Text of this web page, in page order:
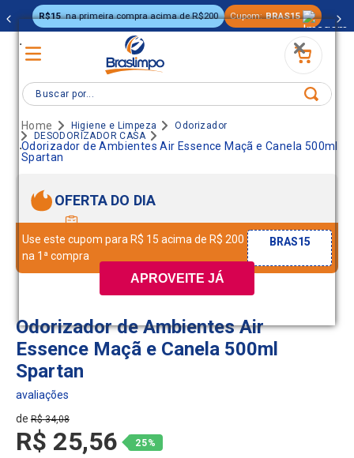
.
.
APROVEITE JÁ
R$15 na primeira compra acima de R$200 Cupom: BRAS15
Buscar por...
Higiene e Limpeza
Odorizador
DESODORIZADOR CASA
Odorizador de Ambientes Air Essence Maçã e Canela 500ml
Spartan
OFERTA DO DIA
Use este cupom para R$ 15 acima de R$ 200
na 1ª compra
BRAS15
Odorizador de Ambientes Air
Essence Maçã e Canela 500ml
Spartan
R$ 34,08
R$ 25,56 25%